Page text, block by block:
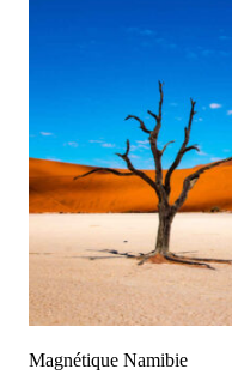
Magnétique Namibie